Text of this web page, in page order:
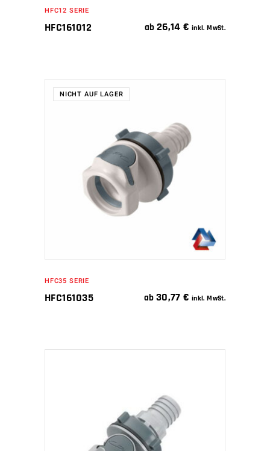
HFC12 SERIE
HFC161012 ab 26,14€ inkl. MwSt.
NICHT AUF LAGER
WEITERLESEN
HFC35 SERIE
HFC161035 ab 30,77€ inkl. MwSt.
IN DEN WARENKORB